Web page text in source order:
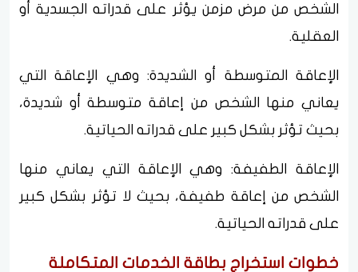
الشخص من مرض مزمن يؤثر على قدراته الجسدية أو
العقلية.
الإعاقة المتوسطة أو الشديدة: وهي الإعاقة التي
يعاني منها الشخص من إعاقة متوسطة أو شديدة،
بحيث تؤثر بشكل كبير على قدراته الحياتية.
الإعاقة الطفيفة: وهي الإعاقة التي يعاني منها
الشخص من إعاقة طفيفة، بحيث لا تؤثر بشكل كبير
على قدراته الحياتية.
خطوات استخراج بطاقة الخدمات المتكاملة